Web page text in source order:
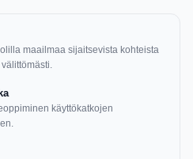
maailmaa sijaitsevista kohteista
käyttökatkojen